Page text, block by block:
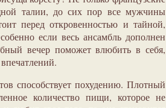
талии, до сих пор все мужчины
перед откровенностью и тайной,
если весь ансамбль дополнен
вечер поможет влюбить в себя,
способствует похудению. Плотный
количество пищи, которое не